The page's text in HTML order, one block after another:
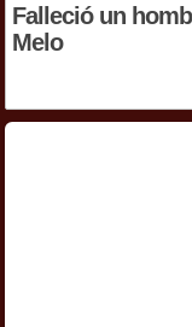
Falleció un
Melo